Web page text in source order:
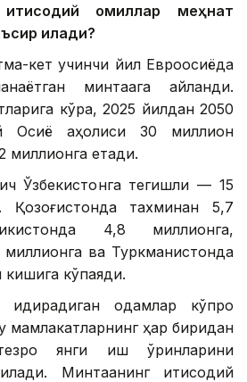
омиллар меҳнат
қилади?
кет учинчи йил Евроосиёда
минтақага айланди.
кўра, 2025 йилдан 2050
Осиё аҳолиси 30 миллион
миллионга етади.
Ўзбекистонга тегишли — 15
Қозоғистонда тахминан 5,7
4,8 миллионга,
ва Туркманистонда
кишига кўпаяди.
одамлар кўпроқ
мамлакатларнинг ҳар биридан
янги иш ўринларини
Минтақанинг иқтисодий